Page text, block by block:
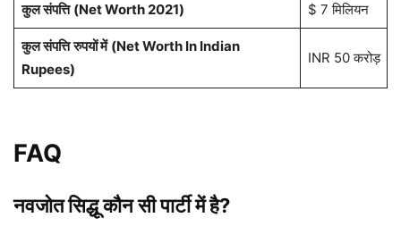
कुल संपत्ति (Net Worth 2021) $ 7 मिलियन
कुल संपत्ति रुपयों में (Net Worth In Indian
Rupees)
INR 50 करोड़
FAQ
नवजोत सिद्धू कौन सी पार्टी में है?